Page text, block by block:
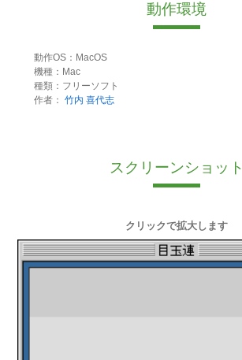
動作環境
動作OS：MacOS
機種：Mac
種類：フリーソフト
作者： 竹内 喜代志
スクリーンショット
クリックで拡大します